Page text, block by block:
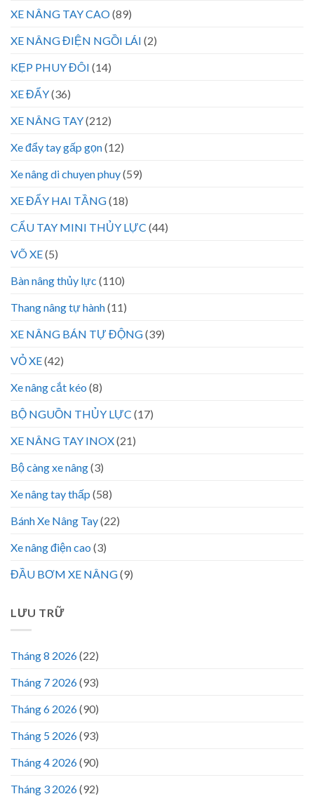
XE NÂNG TAY CAO(89)
XE NÂNG ĐIỆN NGỒI LÁI (2)
KẸP PHUY ĐÔI (14)
XE ĐẨY(36)
XE NÂNG TAY(212)
Xe đẩy tay gấp gọn(12)
Xe nâng di chuyen phuy(59)
XE ĐẨY HAI TẦNG(18)
CẨU TAY MINI THỦY LỰC (44)
VÕ XE(5)
Bàn nâng thủy lực (110)
Thang nâng tự hành(11)
XE NÂNG BÁN TỰ ĐỘNG(39)
VỎ XE(42)
Xe nâng cắt kéo (8)
BỘ NGUỒN THỦY LỰC (17)
XE NÂNG TAY INOX(21)
Bộ càng xe nâng(3)
Xe nâng tay thấp (58)
Bánh Xe Nâng Tay(22)
Xe nâng điện cao (3)
ĐẦU BƠM XE NÂNG(9)
LƯU TRỮ
Tháng 8 2026(22)
Tháng 7 2026(93)
Tháng 6 2026(90)
Tháng 5 2026(93)
Tháng 4 2026(90)
Tháng 3 2026(92)